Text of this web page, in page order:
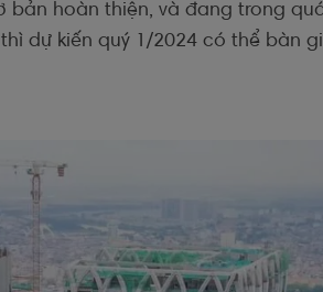
bản hoàn thiện, và đang trong
dự kiến quý 1/2024 có thể bàn